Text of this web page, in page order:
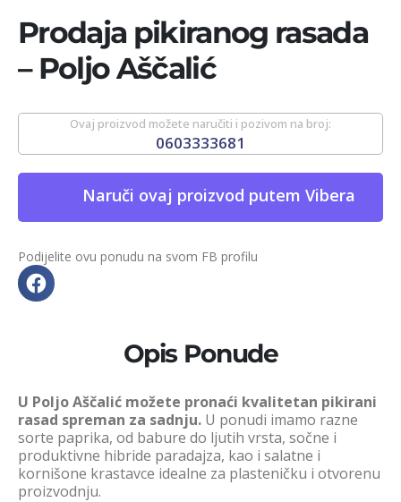
Prodaja pikiranog rasada
– Poljo Aščalić
Ovaj proizvod možete naručiti i pozivom na broj:
0603333681
Naruči ovaj proizvod putem Vibera
Podijelite ovu ponudu na svom FB profilu
Opis Ponude
U Poljo Aščalić možete pronaći kvalitetan pikirani
rasad spreman za sadnju. U ponudi imamo razne
sorte paprika, od babure do ljutih vrsta, sočne i
produktivne hibride paradajza, kao i salatne i
kornišone krastavce idealne za plasteničku i otvorenu
proizvodnju.